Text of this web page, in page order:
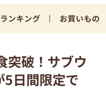
ランキング お買いもの
突破！サブウ
5日間限定で